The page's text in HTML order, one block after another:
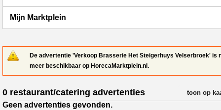
Mijn Marktplein
De advertentie 'Verkoop Brasserie Het Steigerhuys Velserbroek' is
meer beschikbaar op HorecaMarktplein.nl.
0 restaurant/catering advertenties verfijn
toon op
Geen advertenties gevonden.